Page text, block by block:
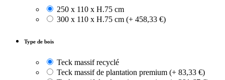
250 x 110 x H.75 cm
300 x 110 x H.75 cm (+ 458,33 €)
Type de bois
Teck massif recyclé
Teck massif de plantation premium (+ 83,33 €)